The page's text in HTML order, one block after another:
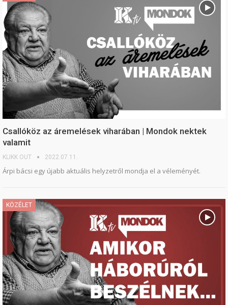
Csallóköz az áremelések viharában | Mondok nektek
valamit
KLIKK OUT 2022.07.11.
Árpi bácsi egy újabb aktuális helyzetről mondja el a véleményét.
KÖZÉLET